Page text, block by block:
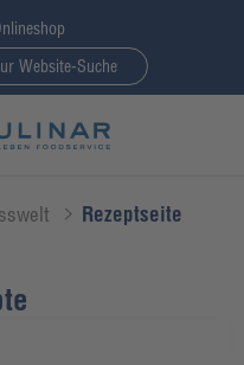
Website-Suche
Rezeptseite